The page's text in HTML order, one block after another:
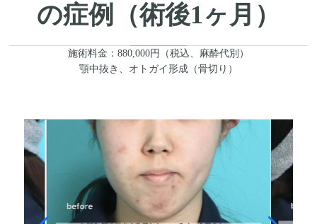
の症例（術後1ヶ月）
施術料金：880,000円（税込、麻酔代別）
顎中抜き、オトガイ形成（骨切り）